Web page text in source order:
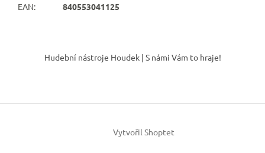
EAN: 840553041125
í
Hudební nástroje Houdek | S námi Vám to hraje!
Vytvořil Shoptet